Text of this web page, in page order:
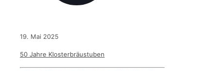
19. Mai 2025
50 Jahre Klosterbräustuben